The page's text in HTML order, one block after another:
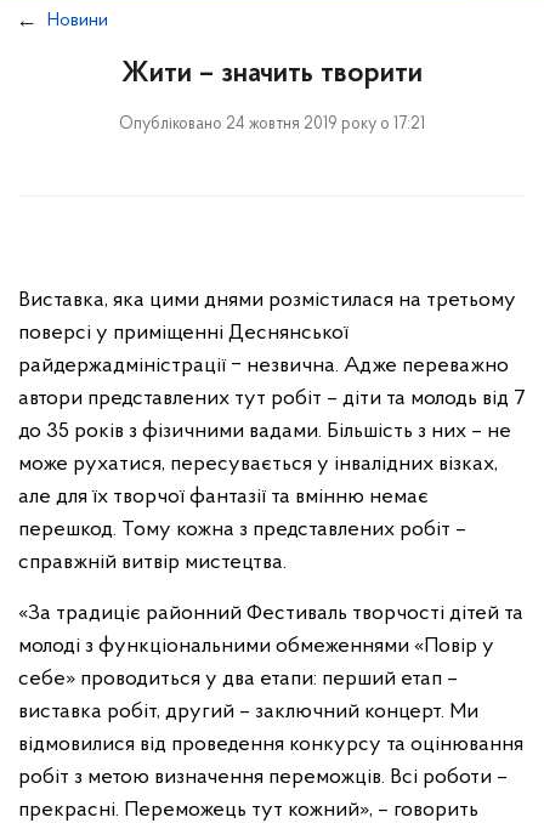
Новини
Жити – значить творити
Опубліковано 24 жовтня 2019 року о 17:21
Виставка, яка цими днями розмістилася на третьому
поверсі у приміщенні Деснянської
райдержадміністрації ‒ незвична. Адже переважно
автори представлених тут робіт – діти та молодь від 7
до 35 років з фізичними вадами. Більшість з них – не
може рухатися, пересувається у інвалідних візках,
але для їх творчої фантазії та вмінню немає
перешкод. Тому кожна з представлених робіт –
справжній витвір мистецтва.
«За традиціє районний Фестиваль творчості дітей та
молоді з функціональними обмеженнями «Повір у
себе» проводиться у два етапи: перший етап –
виставка робіт, другий – заключний концерт. Ми
відмовилися від проведення конкурсу та оцінювання
робіт з метою визначення переможців. Всі роботи –
прекрасні. Переможець тут кожний», – говорить